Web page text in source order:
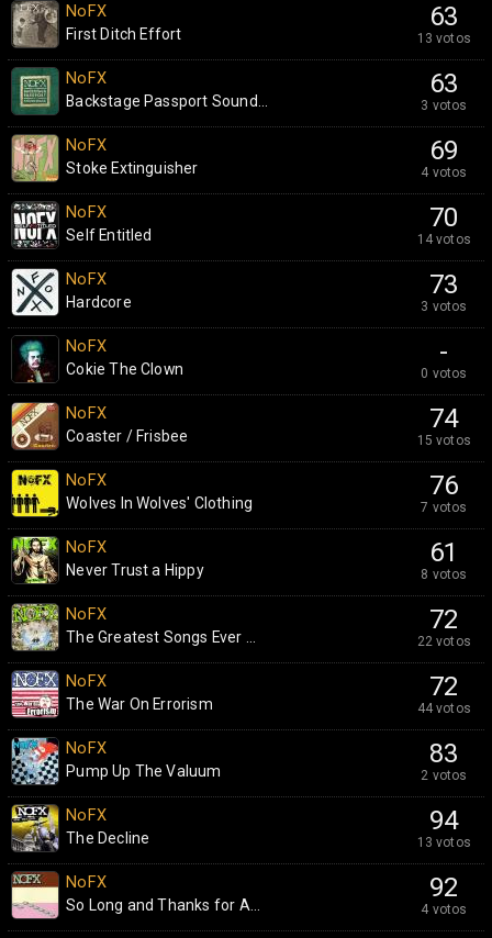
63
13 votos
NoFX
First Ditch Effort
63
3 votos
NoFX
Backstage Passport Sound...
69
4 votos
NoFX
Stoke Extinguisher
70
14 votos
NoFX
Self Entitled
73
3 votos
NoFX
Hardcore
-
0 votos
NoFX
Cokie The Clown
74
15 votos
NoFX
Coaster / Frisbee
76
7 votos
NoFX
Wolves In Wolves' Clothing
61
8 votos
NoFX
Never Trust a Hippy
72
22 votos
NoFX
The Greatest Songs Ever ...
72
44 votos
NoFX
The War On Errorism
83
2 votos
NoFX
Pump Up The Valuum
94
13 votos
NoFX
The Decline
92
4 votos
NoFX
So Long and Thanks for A...